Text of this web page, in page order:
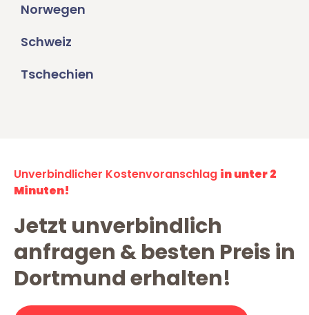
Norwegen
Schweiz
Tschechien
Unverbindlicher Kostenvoranschlag in unter 2
Minuten!
Jetzt unverbindlich
anfragen & besten Preis in
Dortmund erhalten!